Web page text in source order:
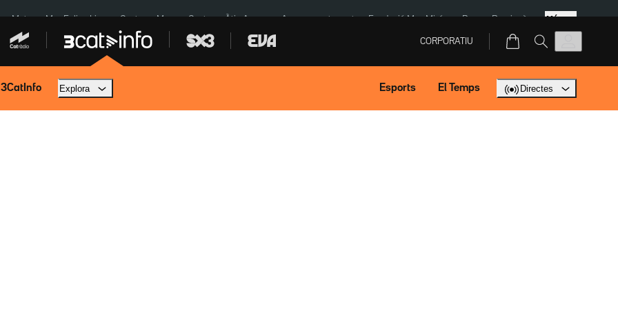
a Meta Mor Felipe Lipe Ceuta Menors Ceuta Àtic Ayuso Aparcament agost Fundació Mas Miró eBay Perpinyà Més
CORPORATIU
3CatInfo Explora Esports El Temps Directes